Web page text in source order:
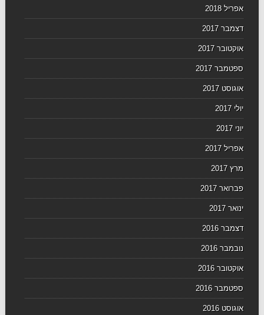
אפריל 2018
דצמבר 2017
אוקטובר 2017
ספטמבר 2017
אוגוסט 2017
יולי 2017
יוני 2017
אפריל 2017
מרץ 2017
פברואר 2017
ינואר 2017
דצמבר 2016
נובמבר 2016
אוקטובר 2016
ספטמבר 2016
אוגוסט 2016